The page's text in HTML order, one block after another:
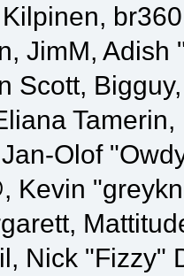
JimM, Adish
Scott,
Olof
Kevin
Nick "Fizzy"